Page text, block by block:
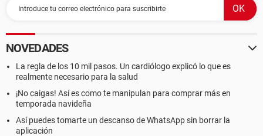
NOVEDADES
La regla de los 10 mil pasos. Un cardiólogo explicó lo que es
realmente necesario para la salud
¡No caigas! Así es como te manipulan para comprar más en
temporada navideña
Así puedes tomarte un descanso de WhatsApp sin borrar la
aplicación